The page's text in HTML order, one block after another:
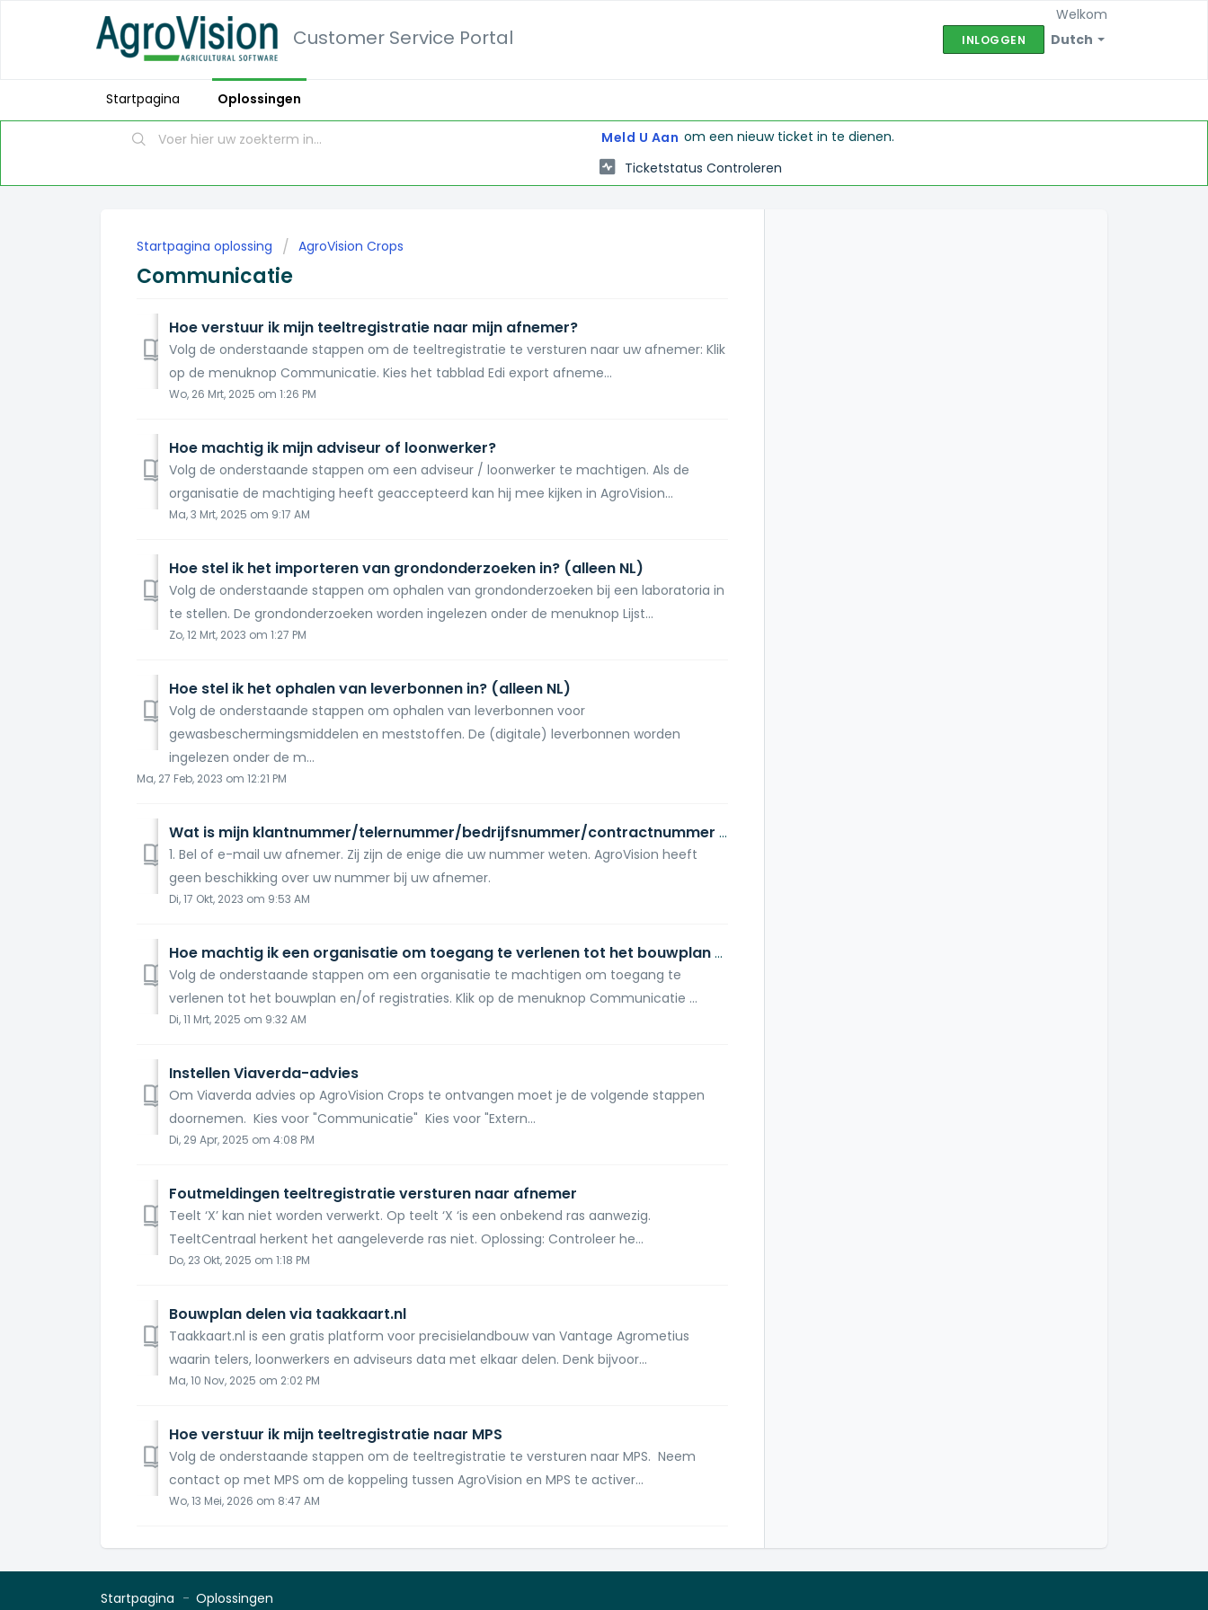
Customer Service Portal Dutch
Welkom
INLOGGEN
Startpagina Oplossingen
Meld U Aan om een nieuw ticket in te dienen.
Ticketstatus Controleren
Startpagina oplossing AgroVision Crops
Communicatie
Hoe verstuur ik mijn teeltregistratie naar mijn afnemer?
Volg de onderstaande stappen om de teeltregistratie te versturen naar uw afnemer: Klik
op de menuknop Communicatie. Kies het tabblad Edi export afneme...
Wo, 26 Mrt, 2025 om 1:26 PM
Hoe machtig ik mijn adviseur of loonwerker?
Volg de onderstaande stappen om een adviseur / loonwerker te machtigen. Als de
organisatie de machtiging heeft geaccepteerd kan hij mee kijken in AgroVision...
Ma, 3 Mrt, 2025 om 9:17 AM
Hoe stel ik het importeren van grondonderzoeken in? (alleen NL)
Volg de onderstaande stappen om ophalen van grondonderzoeken bij een laboratoria in
te stellen. De grondonderzoeken worden ingelezen onder de menuknop Lijst...
Zo, 12 Mrt, 2023 om 1:27 PM
Hoe stel ik het ophalen van leverbonnen in? (alleen NL)
Volg de onderstaande stappen om ophalen van leverbonnen voor
gewasbeschermingsmiddelen en meststoffen. De (digitale) leverbonnen worden
ingelezen onder de m...
Ma, 27 Feb, 2023 om 12:21 PM
Wat is mijn klantnummer/telernummer/bedrijfsnummer/contractnummer bij mijn afnemer?
1. Bel of e-mail uw afnemer. Zij zijn de enige die uw nummer weten. AgroVision heeft
geen beschikking over uw nummer bij uw afnemer.
Di, 17 Okt, 2023 om 9:53 AM
Hoe machtig ik een organisatie om toegang te verlenen tot het bouwplan en/of registraties?
Volg de onderstaande stappen om een organisatie te machtigen om toegang te
verlenen tot het bouwplan en/of registraties. Klik op de menuknop Communicatie ...
Di, 11 Mrt, 2025 om 9:32 AM
Instellen Viaverda-advies
Om Viaverda advies op AgroVision Crops te ontvangen moet je de volgende stappen
doornemen. Kies voor "Communicatie" Kies voor "Extern...
Di, 29 Apr, 2025 om 4:08 PM
Foutmeldingen teeltregistratie versturen naar afnemer
Teelt ‘X’ kan niet worden verwerkt. Op teelt ‘X ‘is een onbekend ras aanwezig.
TeeltCentraal herkent het aangeleverde ras niet. Oplossing: Controleer he...
Do, 23 Okt, 2025 om 1:18 PM
Bouwplan delen via taakkaart.nl
Taakkaart.nl is een gratis platform voor precisielandbouw van Vantage Agrometius
waarin telers, loonwerkers en adviseurs data met elkaar delen. Denk bijvoor...
Ma, 10 Nov, 2025 om 2:02 PM
Hoe verstuur ik mijn teeltregistratie naar MPS
Volg de onderstaande stappen om de teeltregistratie te versturen naar MPS. Neem
contact op met MPS om de koppeling tussen AgroVision en MPS te activer...
Wo, 13 Mei, 2026 om 8:47 AM
Startpagina Oplossingen